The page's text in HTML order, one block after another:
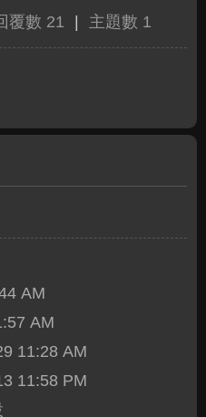
覆數 21 主題數 1
AM
AM
11:28 AM
11:58 PM